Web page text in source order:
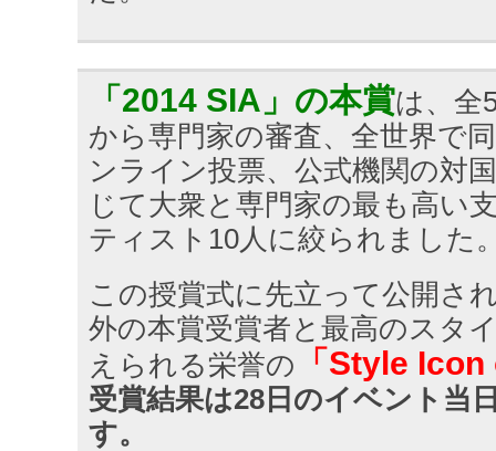
「2014 SIA」の本賞は、全
から専門家の審査、全世界で
ンライン投票、公式機関の対
じて大衆と専門家の最も高い
ティスト10人に絞られました
この授賞式に先立って公開さ
外の本賞受賞者と最高のスタ
えられる栄誉の
「Style
受賞結果は28日のイベント当
す。